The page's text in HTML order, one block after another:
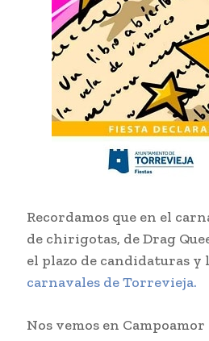
Recordamos que en el
de chirigotas, de Drag
el plazo de candidaturas y
carnavales de Torrevieja.
Nos vemos en Campoamor